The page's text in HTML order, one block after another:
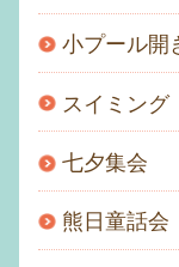
小プール開
スイミング
七夕集会
熊日童話会